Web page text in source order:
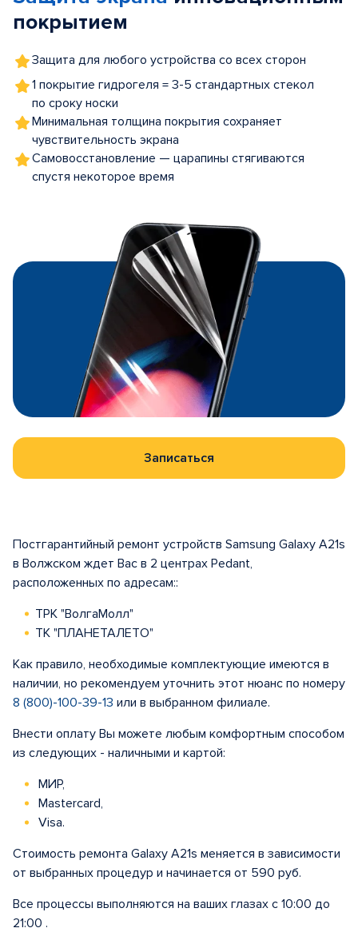
покрытием
Защита для любого устройства со всех сторон
1 покрытие гидрогеля = 3-5 стандартных стекол
по сроку носки
Минимальная толщина покрытия сохраняет
чувствительность экрана
Самовосстановление — царапины стягиваются
спустя некоторое время
Записаться
Постгарантийный ремонт устройств Samsung Galaxy A21s
в Волжском ждет Вас в 2 центрах Pedant,
расположенных по адресам::
ТРК "ВолгаМолл"
ТК "ПЛАНЕТАЛЕТО"
Как правило, необходимые комплектующие имеются в
наличии, но рекомендуем уточнить этот нюанс по номеру
8 (800)-100-39-13 или в выбранном филиале.
Внести оплату Вы можете любым комфортным способом
из следующих - наличными и картой:
МИР,
Mastercard,
Visa.
Стоимость ремонта Galaxy A21s меняется в зависимости
от выбранных процедур и начинается от 590 руб.
Все процессы выполняются на ваших глазах с 10:00 до
21:00 .